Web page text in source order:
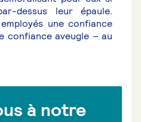
dessus leur épaule.
une confiance
confiance aveugle – au
à notre